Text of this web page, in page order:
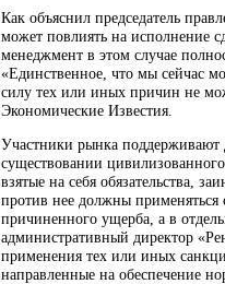
Как объяснил председатель
может повлиять на исполнение
менеджмент в этом случае
«Единственное, что мы сейчас
силу тех или иных причин не
Экономические Известия.
Участники рынка поддерживают
существовании
взятые на себя обязательства,
против нее должны применяться
причиненного ущерба, а в
административный директор
применения тех или иных
направленные на обеспечение